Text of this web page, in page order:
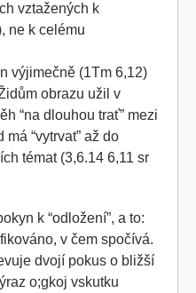
vztažených k
ne k celému
výjimečně (1Tm 6,12)
obrazu užil v
“na dlouhou trať” mezi
“vytrvat” až do
témat (3,6.14 6,11 sr
k “odložení”, a to:
v čem spočívá.
dvojí pokus o bližší
o;gkoj vskutku